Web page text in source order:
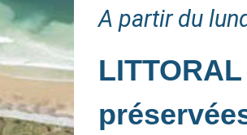
A partir du